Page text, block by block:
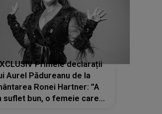
Primele declarații
Aurel Pădureanu de la
Ronei Hartner: ”A
suflet bun, o femeie care